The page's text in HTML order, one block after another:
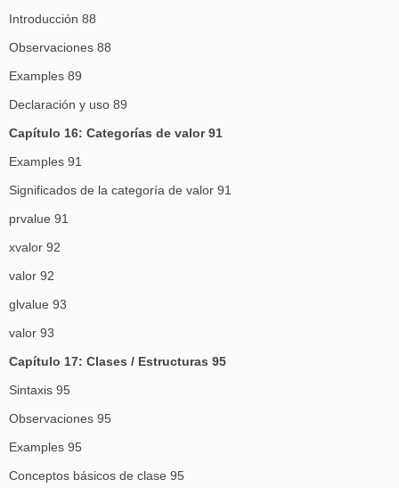
Introducción 88
Observaciones 88
Examples 89
Declaración y uso 89
Capítulo 16: Categorías de valor 91
Examples 91
Significados de la categoría de valor 91
prvalue 91
xvalor 92
valor 92
glvalue 93
valor 93
Capítulo 17: Clases / Estructuras 95
Sintaxis 95
Observaciones 95
Examples 95
Conceptos básicos de clase 95